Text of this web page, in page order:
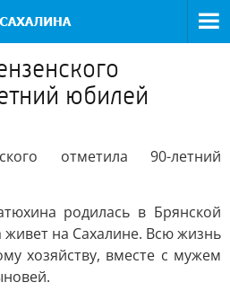
юбилей
отметила 90-летний
родилась в Брянской
живет на Сахалине. Всю жизнь
хозяйству, вместе с мужем